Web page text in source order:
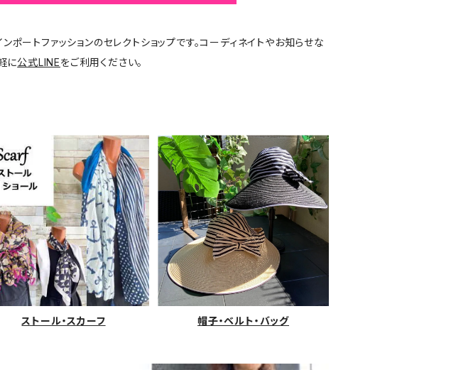
ポートファッションのセレクトショップです。コーディネイトやお知らせな
に公式LINEをご利用ください。
ストール・スカーフ 帽子・ベルト・バッグ